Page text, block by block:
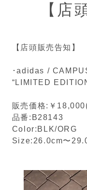
【店
【店頭販売告知】
･adidas /
“LIMITED
販売価格:￥
品番:B28143
Color:BLK/ORG
Size:26.0cm〜